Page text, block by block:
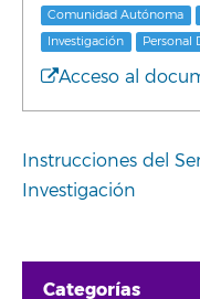
Comunidad Autónoma
Investigación
Personal
Acceso al
Instrucciones del
Investigación
Categorías